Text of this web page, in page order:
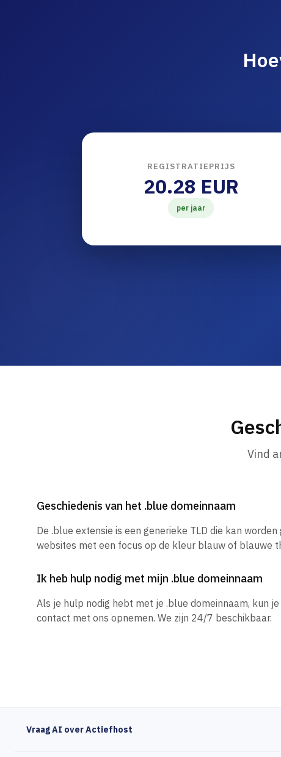
REGISTRATIEPRIJS
20.28 EUR
per jaar
Vind
Geschiedenis van het .blue domeinnaam
De .blue extensie is een generieke TLD die kan
websites met een focus op de kleur blauw of blauwe
Ik heb hulp nodig met mijn .blue domeinnaam
Als je hulp nodig hebt met je .blue domeinnaam, kun
contact met ons opnemen. We zijn 24/7 beschikbaar.
Vraag AI over Actiefhost